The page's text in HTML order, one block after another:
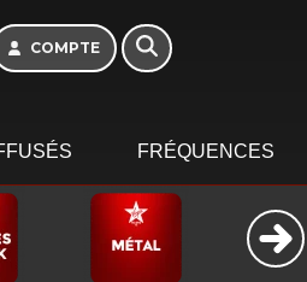
COMPTE
FRÉQUENCES